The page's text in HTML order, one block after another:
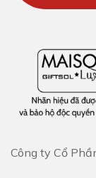
Công ty Cổ